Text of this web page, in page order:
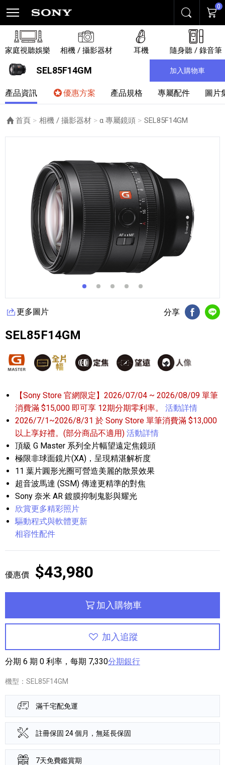
搜尋 購物
0
家庭視聽娛樂 相機 / 攝影器材 耳機 隨身聽 / 錄音筆
SEL85F14GM 加入購物車
產品資訊 優惠方案 產品規格 專屬配件 圖片
首頁 相機 / 攝影器材 α 專屬鏡頭 目前頁面：
SEL85F14GM
更多圖片 分享
FB分享
SEL85F14GM
【Sony Store 官網限定】2026/07/04 ~ 2026/08/09 單筆
消費滿 $15,000 即可享 12期分期零利率。
活動詳情
2026/7/1~2026/8/31 於 Sony Store 單筆消費滿 $13,000
以上享好禮。(部分商品不適用) 活動詳情
頂級 G Master 系列全片幅望遠定焦鏡頭
極限非球面鏡片(XA)，呈現精湛解析度
11 葉片圓形光圈可營造美麗的散景效果
超音波馬達 (SSM) 傳達更精準的對焦
Sony 奈米 AR 鍍膜抑制鬼影與耀光
欣賞更多精彩照片
驅動程式與軟體更新
相容性配件
優惠價 $43,980
加入購物車
加入追蹤
分期 6 期 0 利率，每期 7,330分期銀行
機型：SEL85F14GM
滿千宅配免運
註冊保固 24 個月，無延長保固
7天免費鑑賞期